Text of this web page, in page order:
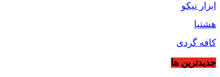
ابزار نیکو
هشتیا
کافه گردی
جديدترين ها